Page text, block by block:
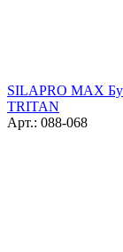
SILAPRO MAX
TRITAN
Арт.: 088-068